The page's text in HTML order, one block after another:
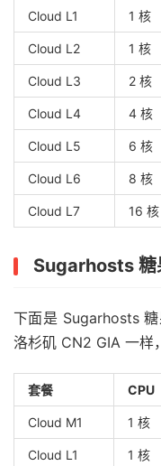
Cloud L1 1 核
Cloud L2 1 核
Cloud L3 2 核
Cloud L4 4 核
Cloud L5 6 核
Cloud L6 8 核
Cloud L7 16 核
Sugarhosts 糖
下面是 Sugarhosts
洛杉矶 CN2 GIA 一样
套餐 CPU
Cloud M1 1 核
Cloud L1 1 核